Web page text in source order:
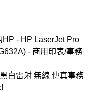
- HP LaserJet Pro
- 商用印表/事務
白雷射 無線 傳真事務